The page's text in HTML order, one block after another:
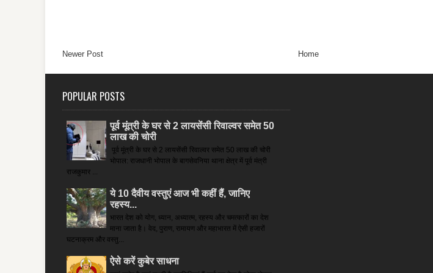
Newer Post Home
POPULAR POSTS
पूर्व मूंत्री के घर से 2 लायसेंसी रिवाल्वर समेत 50
लाख की चोरी
पूर्व मूंत्री के घर से 2 लायसेंसी रिवाल्वर समेत 50 लाख की चोरी
भोपाल: राजधानी भोपाल के बागसेवनिया थाना क्षेत्र में पूर्व मंत्री
राजकुमार ...
ये 10 दैवीय वस्तुएं आज भी कहीं हैं, जानिए
रहस्य...
भारत देश को योग, ध्यान, अध्यात्म, रहस्य और चमत्कारों का देश
माना जाता है। वेद, पुराण, रामायण और महाभारत में ऐसी हजारों
घटनाक्रम और वस्तु...
ऐसे करें कुबेर साधना